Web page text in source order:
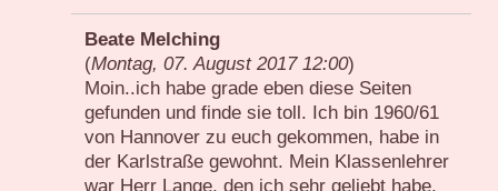
Beate Melching
(Montag, 07. August 2017 12:00)
Moin..ich habe grade eben diese Seiten
gefunden und finde sie toll. Ich bin 1960/61
von Hannover zu euch gekommen, habe in
der Karlstraße gewohnt. Mein Klassenlehrer
war Herr Lange, den ich sehr geliebt habe.